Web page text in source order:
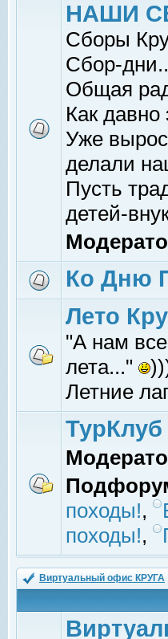
НАШИ
Сборы
Сбор-
Общая
Как
Уже
делали
Пусть
детей-
Ко Дню
Лето
"А нам
лета..."
Летние
ТурКлуб
походы!,
походы!,
Виртуальный офис КРУГА